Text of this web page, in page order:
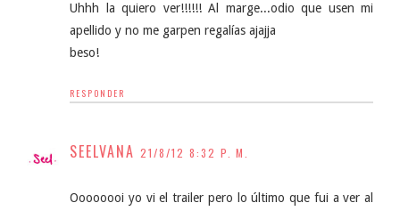
Uhhh la quiero ver!!!!!! Al marge...odio que usen mi
apellido y no me garpen regalías ajajja
beso!
RESPONDER
SEELVANA 21/8/12 8:32 P. M.
Oooooooi yo vi el trailer pero lo último que fui a ver al